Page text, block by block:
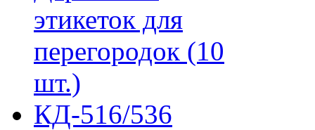
этикеток для
перегородок (10
шт.)
КД-516/536